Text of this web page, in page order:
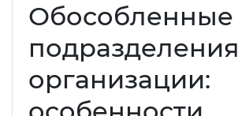
Обособленные
подразделения
организации: